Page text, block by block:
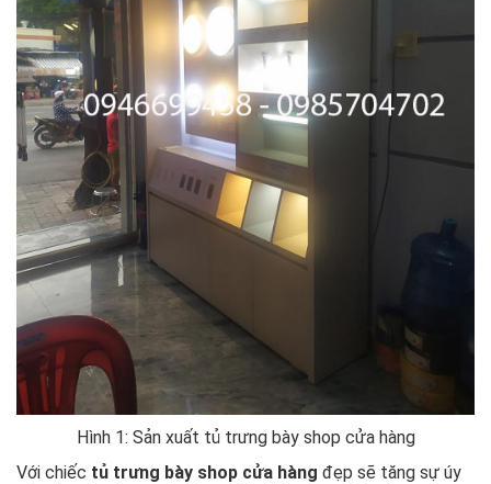
Hình 1: Sản xuất tủ trưng bày shop cửa hàng
Với chiếc tủ trưng bày shop cửa hàng đẹp sẽ tăng sự úy